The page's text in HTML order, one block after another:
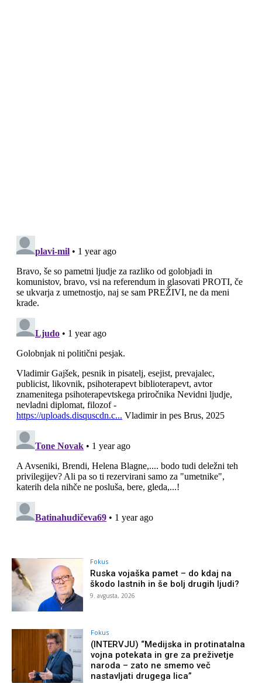
Fokus
Ruska vojaška pamet – do kdaj na
škodo lastnih in še bolj drugih ljudi?
9. avgusta, 2026
Fokus
(INTERVJU) “Medijska in protinatalna
vojna potekata in gre za preživetje
naroda – zato ne smemo več
nastavljati drugega lica”